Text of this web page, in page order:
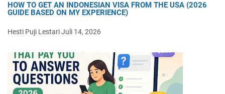
HOW TO GET AN INDONESIAN VISA FROM THE USA (2026
GUIDE BASED ON MY EXPERIENCE)
Hesti Puji LestariJuli 14, 2026